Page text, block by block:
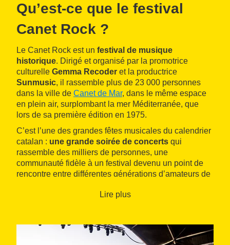
Qu’est-ce que le festival
Canet Rock ?
Le Canet Rock est un festival de musique
historique. Dirigé et organisé par la promotrice
culturelle Gemma Recoder et la productrice
Sunmusic, il rassemble plus de 23 000 personnes
dans la ville de Canet de Mar, dans le même espace
en plein air, surplombant la mer Méditerranée, que
lors de sa première édition en 1975.
C’est l’une des grandes fêtes musicales du calendrier
catalan : une grande soirée de concerts qui
rassemble des milliers de personnes, une
communauté fidèle à un festival devenu un point de
rencontre entre différentes générations d’amateurs de
qu’il réunit des groupes légendaires, des noms très
tout en catalan.
Lire plus